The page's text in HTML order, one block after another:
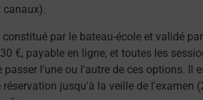
canaux).
par le bateau-école et validé
€, payable en ligne, et toutes les
passer l'une ou l'autre de ces options. Il
jusqu'à la veille de l'examen